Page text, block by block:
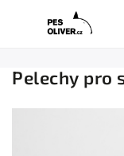
Pelechy pro